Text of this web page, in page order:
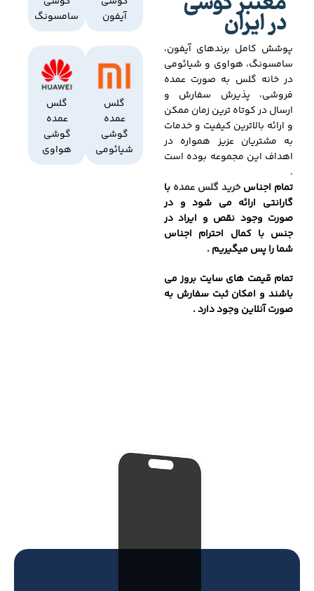
در ایران
پوشش کامل برندهای آیفون،
سامسونگ، هواوی و شیائومی
در خانه گلس به صورت عمده
فروشی، پذیرش سفارش و
ارسال در کوتاه ترین زمان ممکن
و ارائه بالاترین کیفیت و خدمات
به مشتریان عزیز همواره در
اهداف این مجموعه بوده است
.
تمام اجناسخرید گلس عمده با
گارانتی ارائه می شود و در
صورت وجود نقص و ایراد در
جنس با کمال احترام اجناس
شما را پس میگیریم .
تمام قیمت های سایت بروز می
باشند و امکان ثبت سفارش به
صورت آنلاین وجود دارد .
آیفون
سامسونگ
گلس
عمده
گوشی
شیائومی
گلس
عمده
گوشی
هواوی